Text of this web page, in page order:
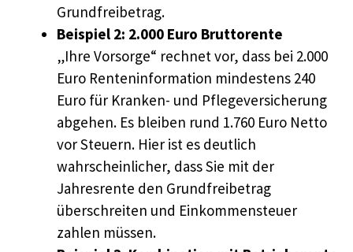
Grundfreibetrag.
Beispiel 2: 2.000 Euro Bruttorente
„Ihre Vorsorge“ rechnet vor, dass bei 2.000
Euro Renteninformation mindestens 240
Euro für Kranken- und Pflegeversicherung
abgehen. Es bleiben rund 1.760 Euro Netto
vor Steuern. Hier ist es deutlich
wahrscheinlicher, dass Sie mit der
Jahresrente den Grundfreibetrag
überschreiten und Einkommensteuer
zahlen müssen.